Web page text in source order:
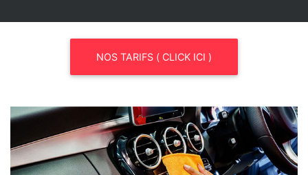
NOS TARIFS ( CLICK ICI )